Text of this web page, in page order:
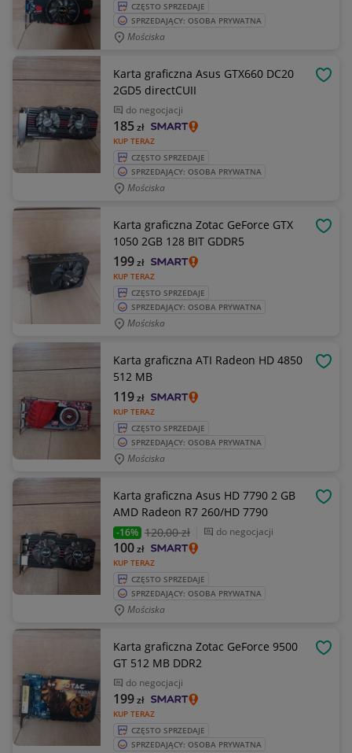
CZĘSTO SPRZEDAJE
SPRZEDAJĄCY: OSOBA PRYWATNA
Mościska
Karta graficzna Asus GTX660 DC20
2GD5 directCUII
do negocjacji
KUP TERAZ
185zł
CZĘSTO SPRZEDAJE
SPRZEDAJĄCY: OSOBA PRYWATNA
Mościska
Karta graficzna Zotac GeForce GTX
1050 2GB 128 BIT GDDR5
KUP TERAZ
199zł
CZĘSTO SPRZEDAJE
SPRZEDAJĄCY: OSOBA PRYWATNA
Mościska
Karta graficzna ATI Radeon HD 4850
512 MB
KUP TERAZ
119zł
CZĘSTO SPRZEDAJE
SPRZEDAJĄCY: OSOBA PRYWATNA
Mościska
Karta graficzna Asus HD 7790 2 GB
AMD Radeon R7 260/HD 7790
-16% 120,00 zł do negocjacji
KUP TERAZ
100zł
CZĘSTO SPRZEDAJE
SPRZEDAJĄCY: OSOBA PRYWATNA
Mościska
Karta graficzna Zotac GeForce 9500
GT 512 MB DDR2
do negocjacji
KUP TERAZ
199zł
CZĘSTO SPRZEDAJE
SPRZEDAJĄCY: OSOBA PRYWATNA